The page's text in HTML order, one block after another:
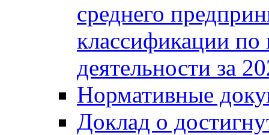
среднего
классификации
деятельности за
Нормативные
Доклад о